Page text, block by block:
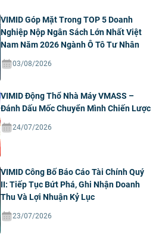
VIMID Góp Mặt Trong TOP 5 Doanh
Nghiệp Nộp Ngân Sách Lớn Nhất Việt
Nam Năm 2026 Ngành Ô Tô Tư Nhân
03/08/2026
VIMID Động Thổ Nhà Máy VMASS –
Đánh Dấu Mốc Chuyển Mình Chiến Lược
24/07/2026
VIMID Công Bố Báo Cáo Tài Chính Quý
II: Tiếp Tục Bứt Phá, Ghi Nhận Doanh
Thu Và Lợi Nhuận Kỷ Lục
23/07/2026